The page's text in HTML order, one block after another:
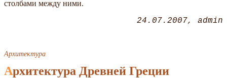
столбами между ними.
24.07.2007 admin
Архитектура
Архитектура Древней Греции